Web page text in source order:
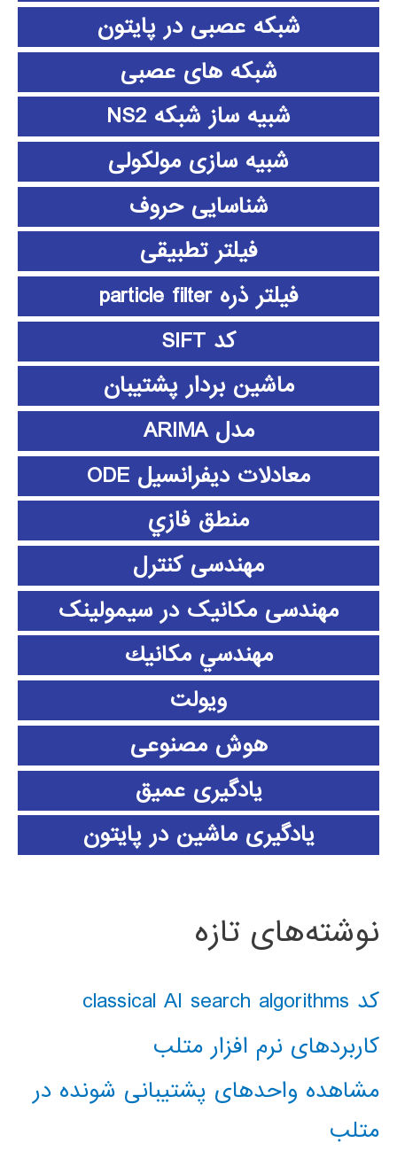
شبکه عصبی در پایتون
شبکه های عصبی
شبیه ساز شبکه NS2
شبیه سازی مولکولی
شناسایی حروف
فیلتر تطبیقی
فیلتر ذره particle filter
کد SIFT
ماشین بردار پشتیبان
مدل ARIMA
معادلات دیفرانسیل ODE
منطق فازي
مهندسی کنترل
مهندسی مکانیک در سیمولینک
مهندسي مكانيك
ویولت
هوش مصنوعی
یادگیری عمیق
یادگیری ماشین در پایتون
نوشته‌های تازه
کد classical AI search algorithms
کاربردهای نرم افزار متلب
مشاهده واحدهای پشتیبانی شونده در
متلب